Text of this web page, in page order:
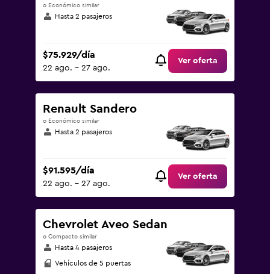
o Económico similar
Hasta 2 pasajeros
$75.929/día
22 ago. - 27 ago.
Ver oferta
Renault Sandero
o Económico similar
Hasta 2 pasajeros
$91.595/día
22 ago. - 27 ago.
Ver oferta
Chevrolet Aveo Sedan
o Compacto similar
Hasta 4 pasajeros
Vehículos de 5 puertas